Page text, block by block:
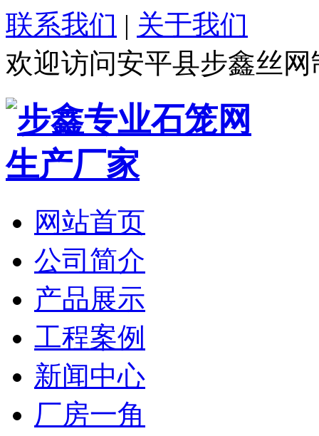
联系我们 | 关于我们
欢迎访问安平县步鑫丝
网站首页
公司简介
产品展示
工程案例
新闻中心
厂房一角